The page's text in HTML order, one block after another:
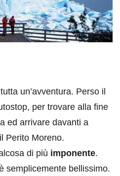
un’avventura. Perso il
per trovare alla fine
ed arrivare davanti a
Perito Moreno.
di più imponente.
semplicemente bellissimo.